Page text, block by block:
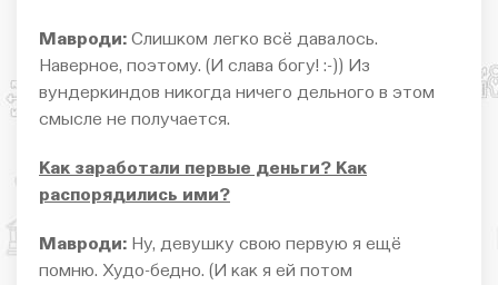
Мавроди: Слишком легко всё давалось.
Наверное, поэтому. (И слава богу! :-)) Из
вундеркиндов никогда ничего дельного в этом
смысле не получается.
Как заработали первые деньги? Как
распорядились ими?
Мавроди: Ну, девушку свою первую я ещё
помню. Худо-бедно. (И как я ей потом